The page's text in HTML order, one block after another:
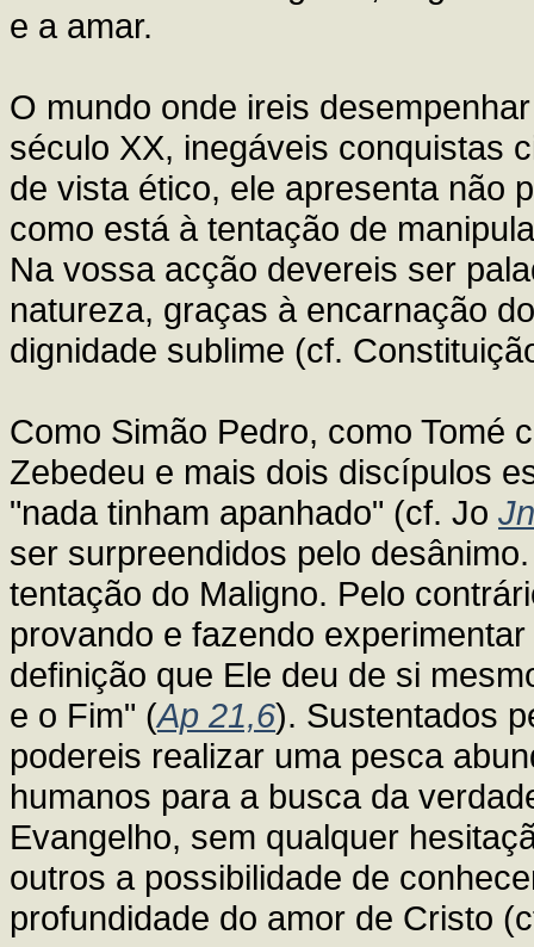
e a amar.
O mundo onde ireis
século XX, inegáveis conquistas
de vista ético, ele apresenta não
como está à tentação de
Na vossa acção devereis ser
natureza, graças à encarnação
dignidade sublime (cf.
Como Simão Pedro, como Tomé
Zebedeu e mais dois discípulos
"nada tinham apanhado" (cf. Jo
ser surpreendidos pelo
tentação do Maligno. Pelo
provando e fazendo
definição que Ele deu de si
e o Fim" (Ap 21,6). Sustentados
podereis realizar uma pesca
humanos para a busca da
Evangelho, sem qualquer
outros a possibilidade de
profundidade do amor de Cristo